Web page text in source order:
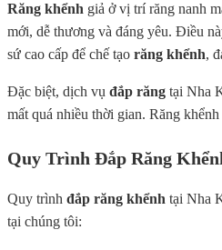
Răng khểnh giả ở vị trí răng nanh
mới, dễ thương và đáng yêu. Điều
sứ cao cấp để chế tạo răng khểnh,
Đặc biệt, dịch vụ đắp răng tại Nha
mất quá nhiều thời gian. Răng
Quy Trình Đắp Răng
Quy trình đắp răng khểnh tại Nha
tại chúng tôi: